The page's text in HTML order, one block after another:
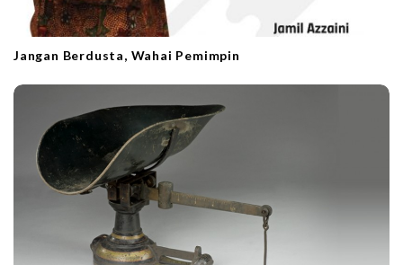
Jangan Berdusta, Wahai Pemimpin